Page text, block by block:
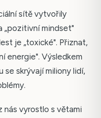
sítě vytvořily
„pozitivní mindset"
je „toxické". Přiznat,
energie". Výsledkem
se skrývají miliony lidí,
nás vyrostlo s větami